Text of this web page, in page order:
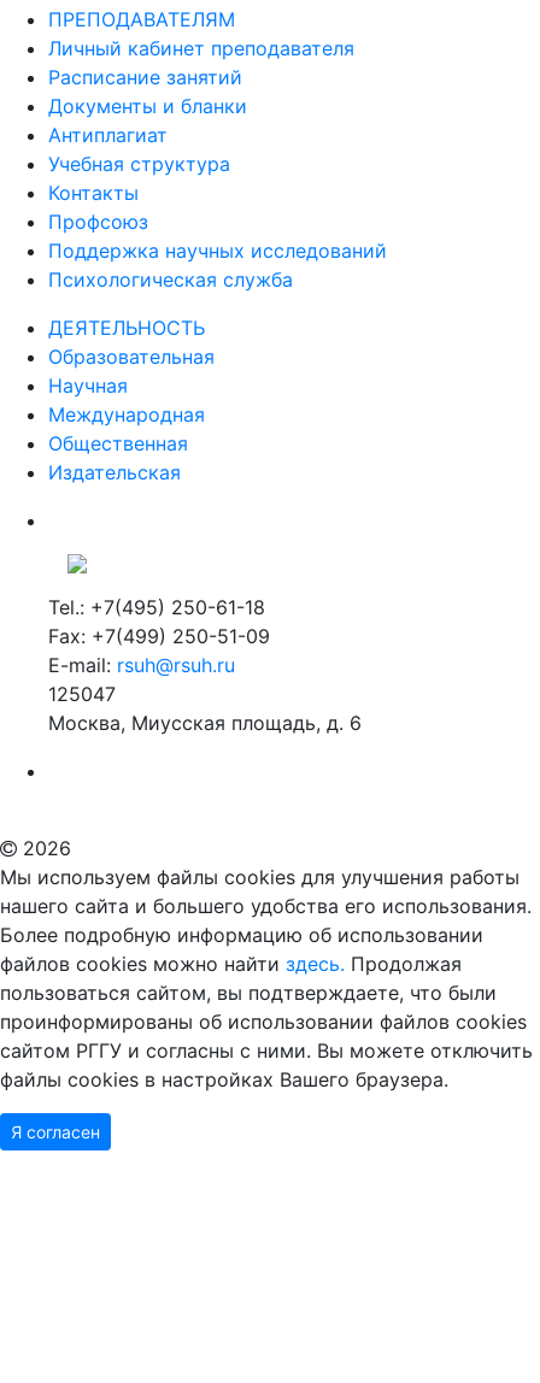
ПРЕПОДАВАТЕЛЯМ
Личный кабинет преподавателя
Расписание занятий
Документы и бланки
Антиплагиат
Учебная структура
Контакты
Профсоюз
Поддержка научных исследований
Психологическая служба
ДЕЯТЕЛЬНОСТЬ
Образовательная
Научная
Международная
Общественная
Издательская
Tel.: +7(495) 250-61-18
Fax: +7(499) 250-51-09
E-mail: rsuh@rsuh.ru
125047
Москва, Миусская площадь, д. 6
2026
Мы используем файлы cookies для улучшения работы
нашего сайта и большего удобства его использования.
Более подробную информацию об использовании
файлов cookies можно найти здесь. Продолжая
пользоваться сайтом, вы подтверждаете, что были
проинформированы об использовании файлов cookies
сайтом РГГУ и согласны с ними. Вы можете отключить
файлы cookies в настройках Вашего браузера.
Я согласен